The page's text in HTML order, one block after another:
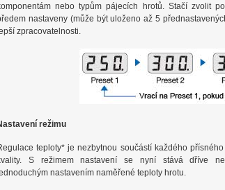
nebo typům pájecích hrotů. Stačí zvolit
nastaveny (může být uloženo až 5
zpracovatelnosti.
režimu
teploty* je nezbytnou součástí každého
S režimem nastavení se nyní stává dříve
nastavením naměřené teploty hrotu.